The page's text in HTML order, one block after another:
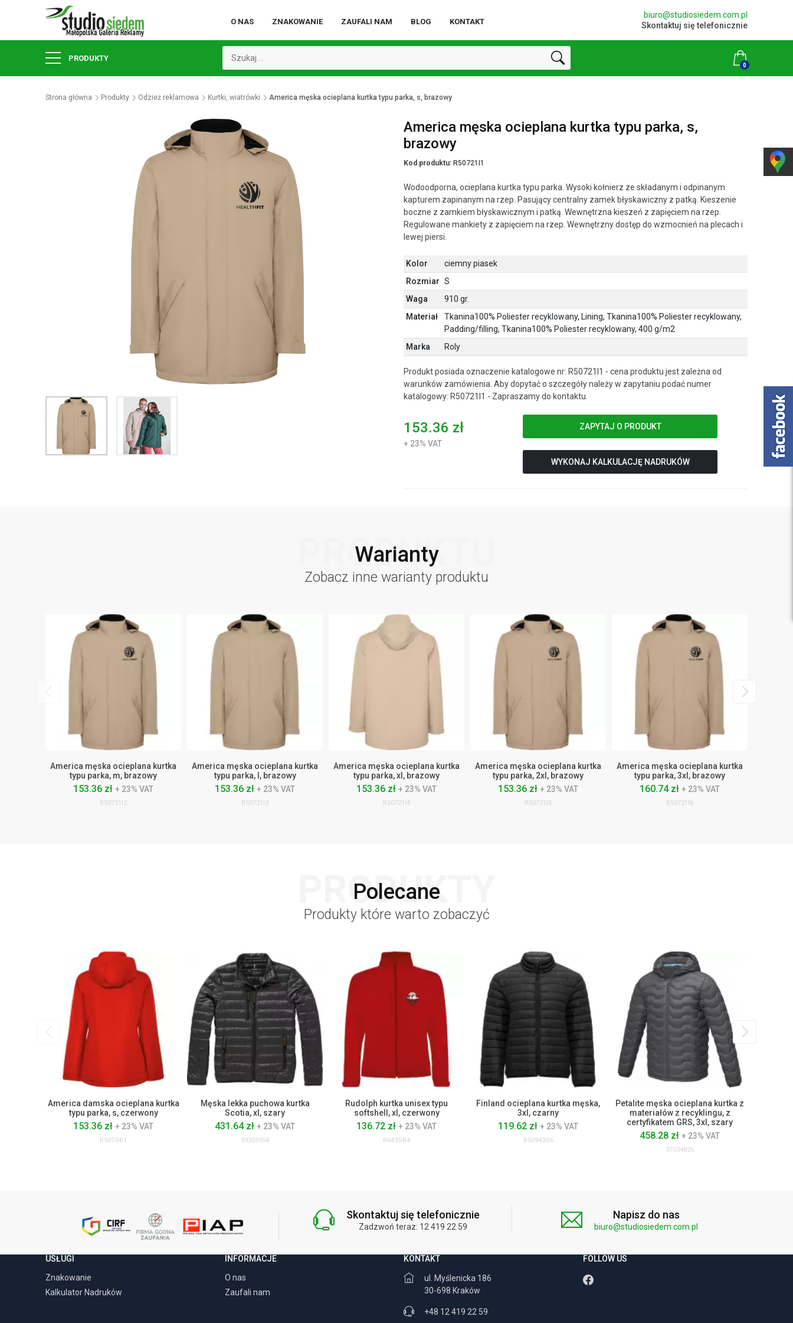
O NAS ZNAKOWANIE ZAUFALI NAM BLOG KONTAKT
biuro@studiosiedem.com.pl
Skontaktuj się telefonicznie
PRODUKTY
0
Strona główna Produkty Odzież reklamowa Kurtki, wiatrówki America męska ocieplana kurtka typu parka, s, brazowy
America męska ocieplana kurtka typu parka, s,
brazowy
Kod produktu: R50721I1
Wodoodporna, ocieplana kurtka typu parka. Wysoki kołnierz ze składanym i odpinanym
kapturem zapinanym na rzep. Pasujący centralny zamek błyskawiczny z patką. Kieszenie
boczne z zamkiem błyskawicznym i patką. Wewnętrzna kieszeń z zapięciem na rzep.
Regulowane mankiety z zapięciem na rzep. Wewnętrzny dostęp do wzmocnień na plecach i
lewej piersi.
Kolor
ciemny piasek
Rozmiar S
Waga
910 gr.
Materiał
Tkanina100% Poliester recyklowany, Lining, Tkanina100% Poliester recyklowany,
Padding/filling, Tkanina100% Poliester recyklowany, 400 g/m2
Marka
Roly
Produkt posiada oznaczenie katalogowe nr: R50721I1 - cena produktu jest zależna od
warunków zamówienia. Aby dopytać o szczegóły należy w zapytaniu podać numer
katalogowy: R50721I1 - Zapraszamy do kontaktu.
153.36 zł
+ 23% VAT
ZAPYTAJ O PRODUKT
WYKONAJ KALKULACJĘ NADRUKÓW
Warianty
PRODUKTU
Zobacz inne warianty produktu
America męska ocieplana kurtka
typu parka, m, brazowy
153.36 zł + 23% VAT
R50721I2
America męska ocieplana kurtka
typu parka, l, brazowy
153.36 zł + 23% VAT
R50721I3
America męska ocieplana kurtka
typu parka, xl, brazowy
153.36 zł + 23% VAT
R50721I4
America męska ocieplana kurtka
typu parka, 2xl, brazowy
153.36 zł + 23% VAT
R50721I5
America męska ocieplana kurtka
typu parka, 3xl, brazowy
160.74 zł + 23% VAT
R50721I6
Polecane
PRODUKTY
Produkty które warto zobaczyć
America damska ocieplana kurtka
typu parka, s, czerwony
153.36 zł + 23% VAT
R50734I1
Męska lekka puchowa kurtka
Scotia, xl, szary
431.64 zł + 23% VAT
39305954
Rudolph kurtka unisex typu
softshell, xl, czerwony
136.72 zł + 23% VAT
R64354I4
Finland ocieplana kurtka męska,
3xl, czarny
119.62 zł + 23% VAT
R50943O6
Petalite męska ocieplana kurtka z
materiałów z recyklingu, z
certyfikatem GRS, 3xl, szary
458.28 zł + 23% VAT
37534826
Skontaktuj się telefonicznie
Zadzwoń teraz: 12 419 22 59
Napisz do nas
biuro@studiosiedem.com.pl
USŁUGI
Znakowanie
Kalkulator Nadruków
INFORMACJE
O nas
Zaufali nam
KONTAKT
ul. Myślenicka 186
30-698 Kraków
+48 12 419 22 59
FOLLOW US